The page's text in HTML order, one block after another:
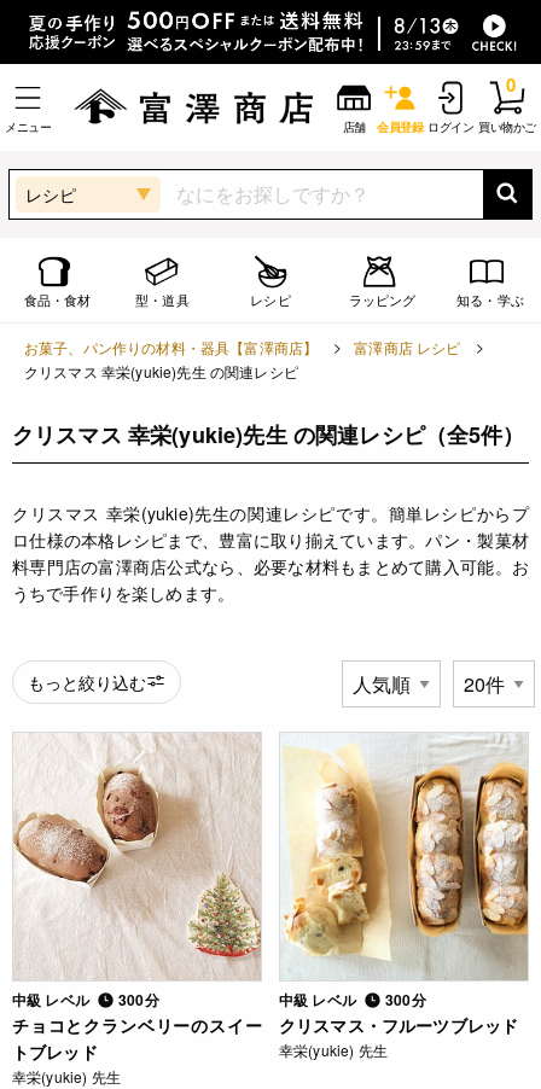
メニュー 店舗 会員登録 ログイン 買い物かご
0
レシピ
食品・食材 型・道具 レシピ ラッピング 知る・学ぶ
お菓子、パン作りの材料・器具【富澤商店】
富澤商店 レシピ
クリスマス 幸栄(yukie)先生 の関連レシピ
クリスマス 幸栄(yukie)先生 の関連レシピ（全5件）
クリスマス 幸栄(yukie)先生の関連レシピです。簡単レシピからプ
ロ仕様の本格レシピまで、豊富に取り揃えています。パン・製菓材
料専門店の富澤商店公式なら、必要な材料もまとめて購入可能。お
うちで手作りを楽しめます。
もっと絞り込む
中級 レベル 300分
チョコとクランベリーのスイー
トブレッド
幸栄(yukie) 先生
中級 レベル 300分
クリスマス・フルーツブレッド
幸栄(yukie) 先生